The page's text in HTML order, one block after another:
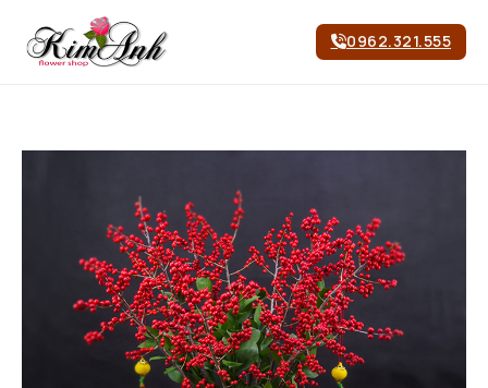
0962.321.555